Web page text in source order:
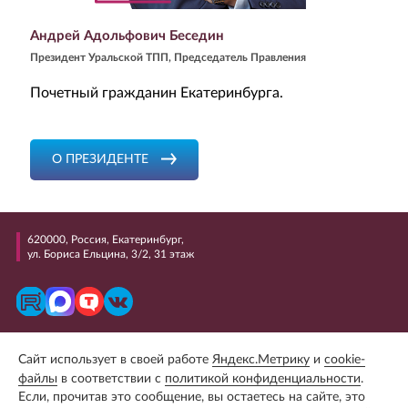
Андрей Адольфович Беседин
Президент Уральской ТПП, Председатель Правления
Почетный гражданин Екатеринбурга.
О ПРЕЗИДЕНТЕ
620000, Россия, Екатеринбург,
ул. Бориса Ельцина, 3/2, 31 этаж
E-mail: uralcci@uralcci.com
Сайт разработан студией
Сайт использует в своей работе Яндекс.Метрику и cookie-
файлы в соответствии с политикой конфиденциальности.
Если, прочитав это сообщение, вы остаетесь на сайте, это